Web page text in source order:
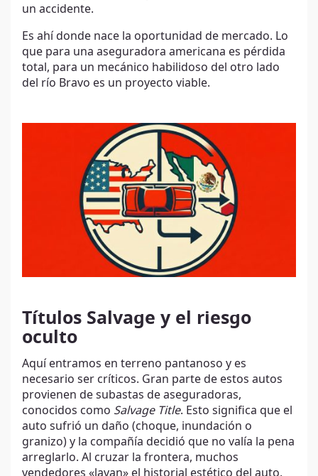
un accidente.
Es ahí donde nace la oportunidad de mercado. Lo
que para una aseguradora americana es pérdida
total, para un mecánico habilidoso del otro lado
del río Bravo es un proyecto viable.
Títulos Salvage y el riesgo
oculto
Aquí entramos en terreno pantanoso y es
necesario ser críticos. Gran parte de estos autos
provienen de subastas de aseguradoras,
conocidos como Salvage Title. Esto significa que el
auto sufrió un daño (choque, inundación o
granizo) y la compañía decidió que no valía la pena
arreglarlo. Al cruzar la frontera, muchos
vendedores «lavan» el historial estético del auto,